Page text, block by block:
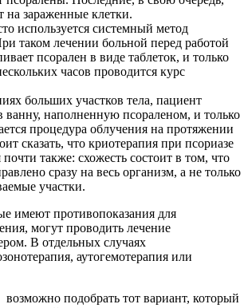
на зараженные клетки.
используется системный метод
таком лечении больной перед работой
псорален в виде таблеток, и только
часов проводится курс
больших участков тела, пациент
ванну, наполненную псораленом, и только
процедура облучения на протяжении
сказать, что криотерапия при псориазе
почти также: схожесть состоит в том, что
сразу на весь организм, а не только
участки.
имеют противопоказания для
могут проводить лечение
В отдельных случаях
аутогемотерапия или
подобрать тот вариант, который